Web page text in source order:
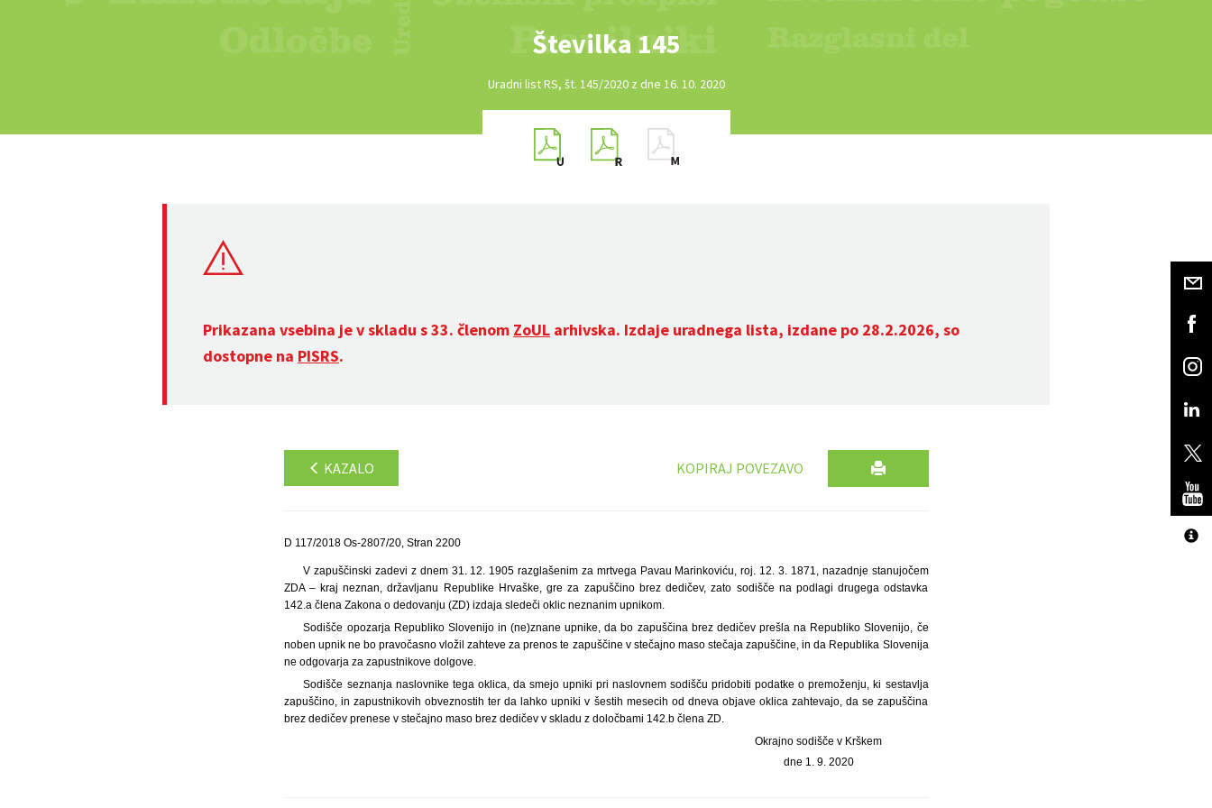
Številka 145
Uradni list RS, št. 145/2020 z dne 16. 10. 2020
Prikazana vsebina je v skladu s 33. členom ZoUL arhivska. Izdaje uradnega lista, izdane po 28.2.2026, so
dostopne na PISRS.
KAZALO KOPIRAJ POVEZAVO
D 117/2018 Os-2807/20, Stran 2200
V zapuščinski zadevi z dnem 31. 12. 1905 razglašenim za mrtvega Pavau Marinkoviću, roj. 12. 3. 1871, nazadnje stanujočem
ZDA – kraj neznan, državljanu Republike Hrvaške, gre za zapuščino brez dedičev, zato sodišče na podlagi drugega odstavka
142.a člena Zakona o dedovanju (ZD) izdaja sledeči oklic neznanim upnikom.
Sodišče opozarja Republiko Slovenijo in (ne)znane upnike, da bo zapuščina brez dedičev prešla na Republiko Slovenijo, če
noben upnik ne bo pravočasno vložil zahteve za prenos te zapuščine v stečajno maso stečaja zapuščine, in da Republika Slovenija
ne odgovarja za zapustnikove dolgove.
Sodišče seznanja naslovnike tega oklica, da smejo upniki pri naslovnem sodišču pridobiti podatke o premoženju, ki sestavlja
zapuščino, in zapustnikovih obveznostih ter da lahko upniki v šestih mesecih od dneva objave oklica zahtevajo, da se zapuščina
brez dedičev prenese v stečajno maso brez dedičev v skladu z določbami 142.b člena ZD.
Okrajno sodišče v Krškem
dne 1. 9. 2020